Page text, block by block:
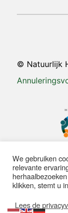
© Natuurlijk
We gebruiken
relevante
klikken, stemt u
Lees de